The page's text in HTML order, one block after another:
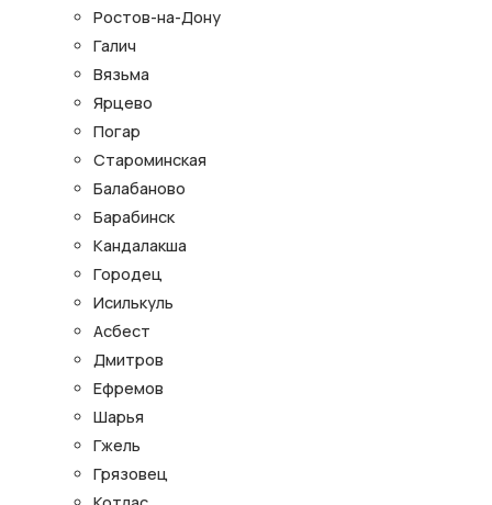
Ростов-на-Дону
Галич
Вязьма
Ярцево
Погар
Староминская
Балабаново
Барабинск
Кандалакша
Городец
Исилькуль
Асбест
Дмитров
Ефремов
Шарья
Гжель
Грязовец